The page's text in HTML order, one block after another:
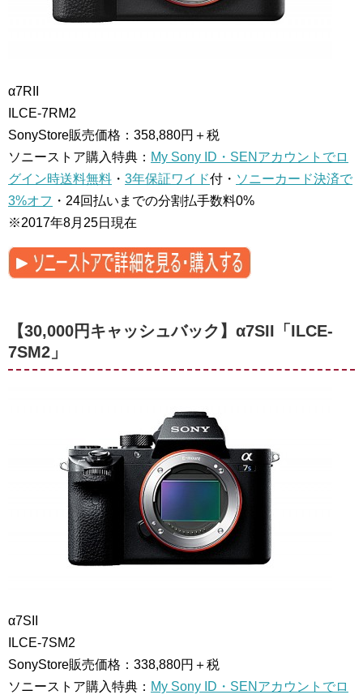
α7RII
ILCE-7RM2
SonyStore販売価格：358,880円＋税
ソニーストア購入特典： My Sony ID・SENアカウントでロ
グイン時送料無料 ・ 3年保証ワイド付・ ソニーカード決済で
3%オフ ・24回払いまでの分割払手数料0%
※2017年8月25日現在
【30,000円キャッシュバック】α7SII「ILCE-
7SM2」
α7SII
ILCE-7SM2
SonyStore販売価格：338,880円＋税
ソニーストア購入特典： My Sony ID・SENアカウントでロ